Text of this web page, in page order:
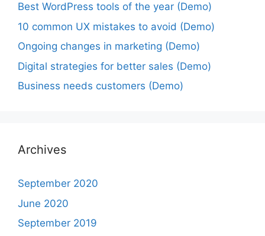
Best WordPress tools of the year (Demo)
10 common UX mistakes to avoid (Demo)
Ongoing changes in marketing (Demo)
Digital strategies for better sales (Demo)
Business needs customers (Demo)
Archives
September 2020
June 2020
September 2019